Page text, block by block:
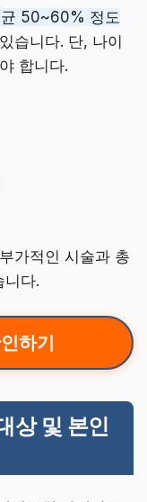
균 50~60% 정도
습니다. 단, 나이
합니다.
가적인 시술과 총
니다.
하기
상 및 본인